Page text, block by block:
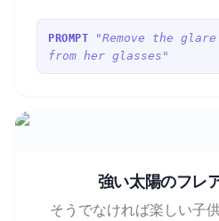
PROMPT
"Remove the
from her glasses"
強い太陽のフレ
そうでなければ楽しい子